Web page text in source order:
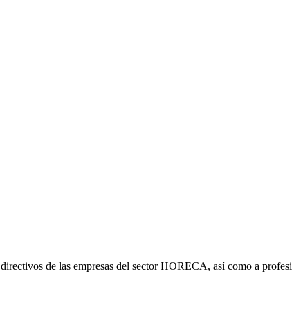
de las empresas del sector HORECA, así como a